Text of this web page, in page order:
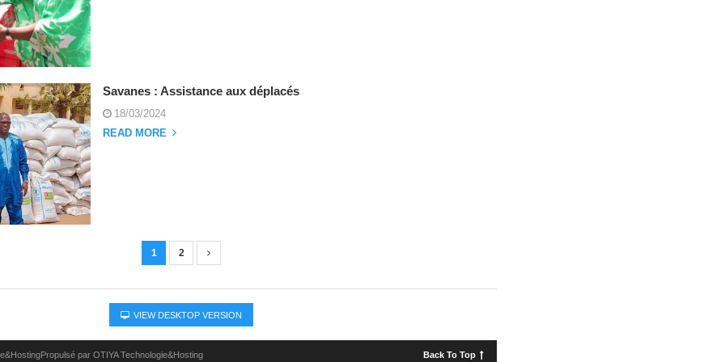
Savanes : Assistance aux déplacés
18/03/2024
READ MORE
1 2
VIEW DESKTOP VERSION
par OTIYA Technologie&Hosting Back To Top